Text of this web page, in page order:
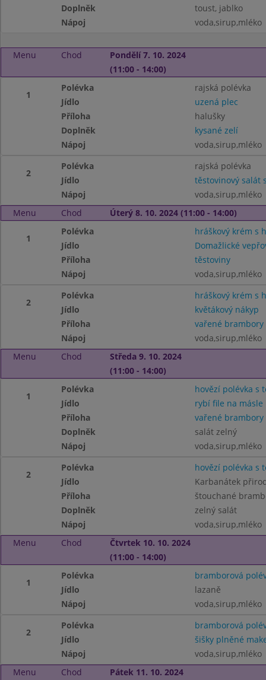
Doplněk
toust, jablko
Nápoj
voda,sirup,mléko
Menu Chod
Pondělí 7. 10. 2024
(11:00 - 14:00)
1
Polévka
rajská polévka
Jídlo
uzená plec
Příloha
halušky
Doplněk
kysané zelí
Nápoj
voda,sirup,mléko
2
Polévka
rajská polévka
Jídlo
těstovinový salát
Nápoj
voda,sirup,mléko
Menu
Chod Úterý 8. 10. 2024 (11:00 - 14:00)
1
Polévka
hráškový krém s
Jídlo
Domažlické
Příloha
těstoviny
Nápoj
voda,sirup,mléko
2
Polévka
hráškový krém s
Jídlo
květákový nákyp
Příloha
vařené brambory
Nápoj
voda,sirup,mléko
Menu
Chod
Středa 9. 10. 2024
(11:00 - 14:00)
1
Polévka
hovězí polévka s
Jídlo
rybí file na másle
Příloha
vařené brambory
Doplněk
salát zelný
Nápoj
voda,sirup,mléko
2
Polévka
hovězí polévka s
Jídlo
Karbanátek
Příloha
štouchané
Doplněk
zelný salát
Nápoj
voda,sirup,mléko
Menu
Chod
Čtvrtek 10. 10. 2024
(11:00 - 14:00)
1
Polévka
bramborová
Jídlo
lazaně
Nápoj
voda,sirup,mléko
2
Polévka
bramborová
Jídlo
šišky plněné
Nápoj
voda,sirup,mléko
Menu
Chod
Pátek 11. 10. 2024